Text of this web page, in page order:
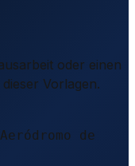
oder einen
Vorlagen.
de